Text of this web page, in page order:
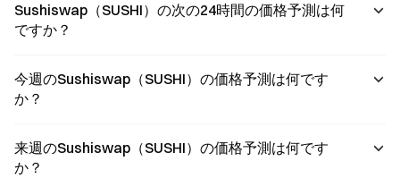
Sushiswap（SUSHI）の次の24時間の価格予測は何
ですか？
今週のSushiswap（SUSHI）の価格予測は何です
か？
来週のSushiswap（SUSHI）の価格予測は何です
か？